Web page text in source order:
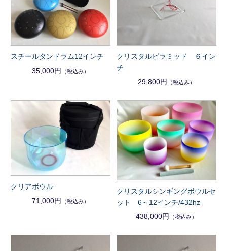
スチールタンドラム12インチ
35,000円
（税込み）
クリスタルピラミッド ６イン
チ
29,800円
（税込み）
クリアボウル
71,000円 （税込み）
クリスタルシンギングボウルセ
ット 6～12インチ/432hz
438,000円
（税込み）